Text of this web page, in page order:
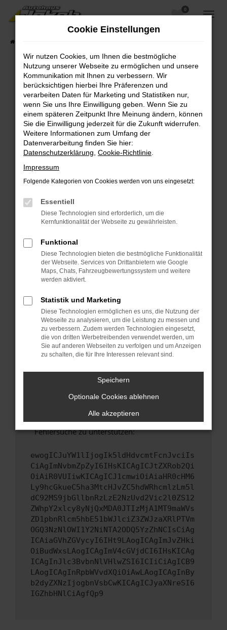
Zum
Hauptinhalt
0
Fehler: Network Error
Beim Laden ist ein Fehler aufgetreten.
Hier sind ein paar Tipps, die dir helfen können:
Überprüfe deine Firewall und deine
Internetverbindung.
Laden andere Webseiten, zum Beispiel deine
Suchmaschine?
Prüfe deine Browsererweiterungen.
Manche Erweiterungen, wie Werbeblocker,
können das Laden bestimmter Seiten
verhindern. Funktioniert die Seite in einem
Fenster?
Starte dein Gerät neu.
Das kann manchmal helfen, vorübergehende
Probleme zu beheben.
Betriebssystem auf dem neuesten Stand
sind.
Veraltete Software birgt nicht nur ein
Sicherheitsrisiko, sondern kann auch dazu
führen, dass bestimmte Funktionen nicht mehr
unterstützt werden.
Wende dich an den Webseitenbetreiber.
Wenn du alle oben genannten Schritte versucht
hast, kontaktiere uns bitte. Wir werden
versuchen, das Problem zu beheben. Du kannst
uns diesen Text schicken, um uns bei der
Fehlersuche zu unterstützen:
ewogICJuYW1lIjogIk5ldHdvcmtFcnJvciIs
CiAgImNvbmZpZyI6IHsKICAgICJtZXRob2Qi
OiAiR0VUIiwKICAgICJ1cmwiOiAiaHR0cHM6
Ly9hcGkueC5ha3MtcHJvZC5hdWRhcmlzLm5l
dC92MS9jbGllbnRzLzE2NzUvd2Vic2l0ZS12
ZWhpY2xlcy8yNjQxMDA0JTIzMjA1MT9maWVs
ZD1pbnRlcm5hbE51bWJlciZ3ZWJzaXRlPTVm
OGQ3NzNlOWI1Y2NiNTA2ODQ5YzZhNCIsCiAg
ICAiaGVhZGVycyI6IHt9LAogICAgImJvZHki
OiBudWxsLAogICAgImV4cGVjdCI6IHsKICAg
ICAgInJlc3BvbnNlVHlwZSI6ICIiCiAgICB9
LAogICAgInRpbWVvdXQiOiAwLAogICAgInBy
b2dyZXNzIjogbnVsbCwKICAgICJyaXNreSI6
IGZhbHNlCiAgfQp9
Cookie Einstellungen
Wir nutzen Cookies, um Ihnen die bestmögliche
Nutzung unserer Webseite zu ermöglichen und unsere
Kommunikation mit Ihnen zu verbessern. Wir
berücksichtigen hierbei Ihre Präferenzen und
verarbeiten Daten für Marketing und Statistiken nur,
wenn Sie uns Ihre Einwilligung geben. Wenn Sie zu
einem späteren Zeitpunkt Ihre Meinung ändern, können
Sie die Einwilligung jederzeit für die Zukunft widerrufen.
Weitere Informationen zum Umfang der
Datenverarbeitung finden Sie hier:
Datenschutzerklärung Cookie-Richtlinie
Impressum
Folgende Kategorien von Cookies werden von uns eingesetzt:
Essentiell
Diese Technologien sind erforderlich, um die
Kernfunktionalität der Webseite zu gewährleisten.
Funktional
Diese Technologien bieten die bestmögliche Funktionalität
der Webseite. Services von Drittanbietern wie Google
Maps, Chats, Fahrzeugbewertungssystem und weitere
werden aktiviert.
Statistik und Marketing
Diese Technologien ermöglichen es uns, die Nutzung der
Webseite zu analysieren, um die Leistung zu messen und
zu verbessern. Zudem werden Technologien eingesetzt,
die von dritten Werbetreibenden verwendet werden, um
Sie auf anderen Webseiten zu verfolgen und um Anzeigen
zu schalten, die für Ihre Interessen relevant sind.
Speichern
Optionale Cookies ablehnen
Alle akzeptieren